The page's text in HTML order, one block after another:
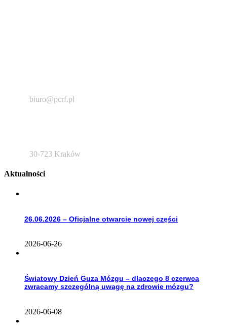
biuro@pcrf.pl
30-723 Kraków
Aktualności
26.06.2026 – Oficjalne otwarcie nowej części
2026-06-26
Światowy Dzień Guza Mózgu – dlaczego 8 czerwca
zwracamy szczególną uwagę na zdrowie mózgu?
2026-06-08